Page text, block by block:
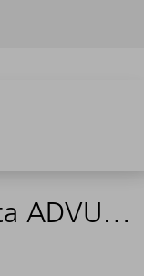
Cilindro a corsa corta ADVU-20-80-P-A